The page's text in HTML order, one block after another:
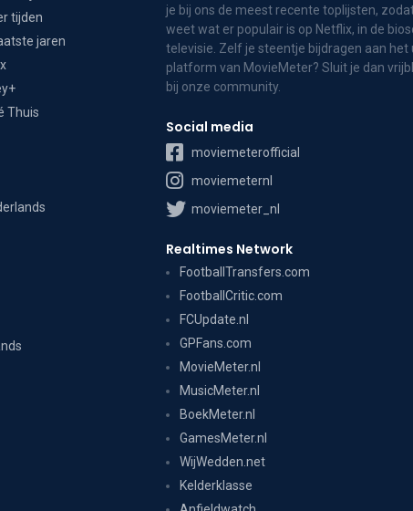
tijden
jaren
Thuis
je bij ons de meest recente toplijsten,
weet wat er populair is op Netflix, in de
televisie. Zelf je steentje bijdragen aan het
platform van MovieMeter? Sluit je dan
bij onze community.
Social media
moviemeterofficial
moviemeternl
moviemeter_nl
Realtimes Network
FootballTransfers.com
FootballCritic.com
FCUpdate.nl
GPFans.com
MovieMeter.nl
MusicMeter.nl
BoekMeter.nl
GamesMeter.nl
WijWedden.net
Kelderklasse